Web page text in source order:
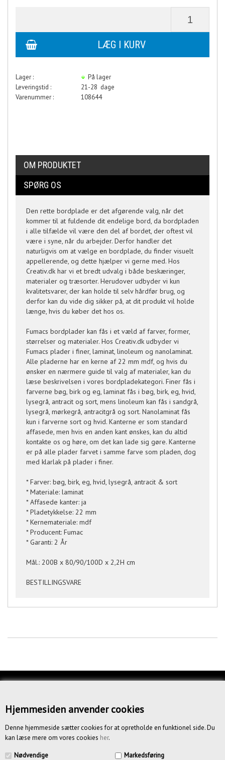
Hjemmesiden anvender cookies
Denne hjemmeside sætter cookies for at opretholde en funktionel side. Du
kan læse mere om vores cookies her.
Nødvendige Markedsføring
Lager :
På lager
Leveringstid :
21-28 dage
Varenummer :
108644
OM PRODUKTET
SPØRG OS
Den rette bordplade er det afgørende valg, når det
kommer til at fuldende dit endelige bord, da bordpladen
i alle tilfælde vil være den del af bordet, der oftest vil
være i syne, når du arbejder. Derfor handler det
naturligvis om at vælge en bordplade, du finder visuelt
appellerende, og dette hjælper vi gerne med. Hos
Creativ.dk har vi et bredt udvalg i både beskæringer,
materialer og træsorter. Herudover udbyder vi kun
kvalitetsvarer, der kan holde til selv hårdfør brug, og
derfor kan du vide dig sikker på, at dit produkt vil holde
længe, hvis du køber det hos os.
Fumacs bordplader kan fås i et væld af farver, former,
størrelser og materialer. Hos Creativ.dk udbyder vi
Fumacs plader i finer, laminat, linoleum og nanolaminat.
Alle pladerne har en kerne af 22 mm mdf, og hvis du
ønsker en nærmere guide til valg af materialer, kan du
læse beskrivelsen i vores bordpladekategori. Finer fås i
farverne bøg, birk og eg, laminat fås i bøg, birk, eg, hvid,
lysegrå, antracit og sort, mens linoleum kan fås i sandgrå,
lysegrå, mørkegrå, antracitgrå og sort. Nanolaminat fås
kun i farverne sort og hvid. Kanterne er som standard
affasede, men hvis en anden kant ønskes, kan du altid
kontakte os og høre, om det kan lade sig gøre. Kanterne
er på alle plader farvet i samme farve som pladen, dog
med klarlak på plader i finer.
* Farver: bøg, birk, eg, hvid, lysegrå, antracit & sort
* Materiale: laminat
* Affasede kanter: ja
* Pladetykkelse: 22 mm
* Kernemateriale: mdf
* Producent: Fumac
* Garanti: 2 År
Mål.: 200B x 80/90/100D x 2,2H cm
BESTILLINGSVARE
OM OS
BETINGELSER